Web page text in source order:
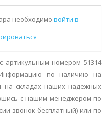
необходимо войти в
артикульным номером 51314
по наличию на
на складах наших надежных
с нашим менеджером по
звонок бесплатный) или по